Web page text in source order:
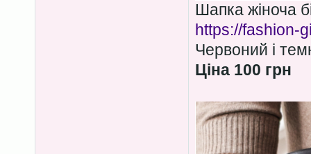
Шапка жіноча
https://fashion-
Червоний і
Ціна 100 грн